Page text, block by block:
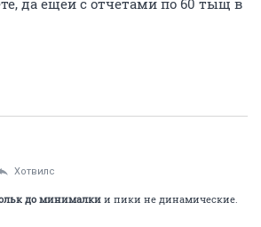
да ещеи с отчетами по 60 тыщ в
Хотвилс
до минималкии пики не динамические.